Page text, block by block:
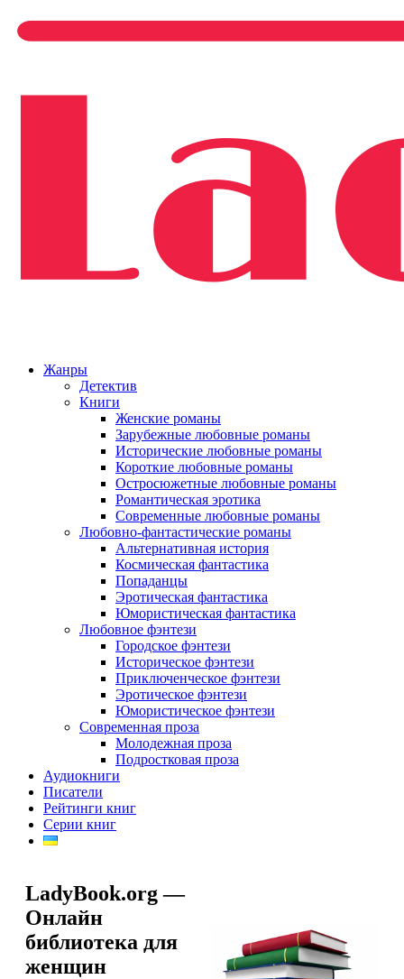
Жанры
Детектив
Книги
Женские романы
Зарубежные любовные романы
Исторические любовные романы
Короткие любовные романы
Остросюжетные любовные романы
Романтическая эротика
Современные любовные романы
Любовно-фантастические романы
Альтернативная история
Космическая фантастика
Попаданцы
Эротическая фантастика
Юмористическая фантастика
Любовное фэнтези
Городское фэнтези
Историческое фэнтези
Приключенческое фэнтези
Эротическое фэнтези
Юмористическое фэнтези
Современная проза
Молодежная проза
Подростковая проза
Аудиокниги
Писатели
Рейтинги книг
Серии книг
LadyBook.org —
Онлайн
библиотека для
женщин